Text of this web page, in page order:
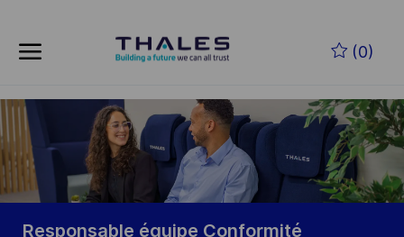
(0)
-
Responsable équipe Conformité